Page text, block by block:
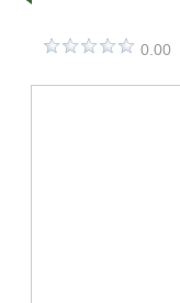
0.00